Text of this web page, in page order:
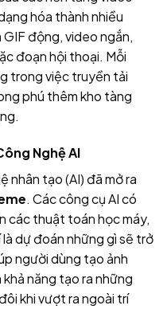
hóa thành nhiều
động, video ngắn,
đoạn hội thoại. Mỗi
trong việc truyền tải
phú thêm kho tàng
Nghệ AI
nhân tạo (AI) đã mở ra
. Các công cụ AI có
các thuật toán học máy,
dự đoán những gì sẽ trở
người dùng tạo ảnh
năng tạo ra những
khi vượt ra ngoài trí